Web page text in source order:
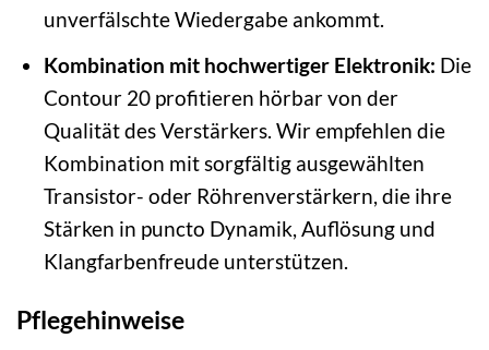
unverfälschte Wiedergabe ankommt.
Kombination mit hochwertiger Elektronik: Die
Contour 20 profitieren hörbar von der
Qualität des Verstärkers. Wir empfehlen die
Kombination mit sorgfältig ausgewählten
Transistor- oder Röhrenverstärkern, die ihre
Stärken in puncto Dynamik, Auflösung und
Klangfarbenfreude unterstützen.
Pflegehinweise